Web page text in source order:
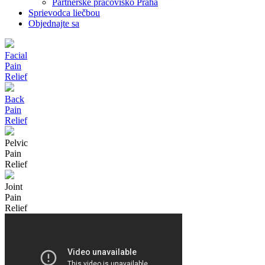
Sprievodca liečbou
Objednajte sa
Facial
Pain
Relief
Back
Pain
Relief
Pelvic
Pain
Relief
Joint
Pain
Relief